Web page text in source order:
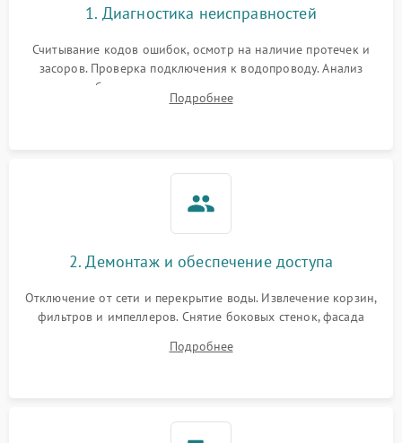
циркуляционным насосом
2100 ₽ Подробнее →
1. Диагностика неисправностей
Считывание кодов ошибок, осмотр на наличие протечек и
засоров. Проверка подключения к водопроводу. Анализ
жалоб на отсутствие слива, нагрева, вращения
разбрызгивателей или срабатывание системы защиты
Подробнее
2. Демонтаж и обеспечение доступа
Отключение от сети и перекрытие воды. Извлечение корзин,
фильтров и импеллеров. Снятие боковых стенок, фасада
циркуляционному насосу, ТЭНу и сливной помпе.
Подробнее